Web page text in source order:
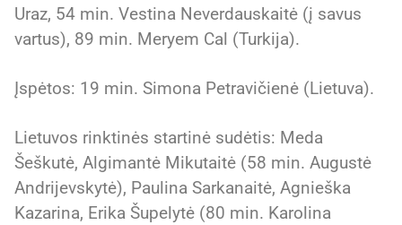
Uraz, 54 min. Vestina Neverdauskaitė (į savus
vartus), 89 min. Meryem Cal (Turkija).
Įspėtos: 19 min. Simona Petravičienė (Lietuva).
Lietuvos rinktinės startinė sudėtis: Meda
Šeškutė, Algimantė Mikutaitė (58 min. Augustė
Andrijevskytė), Paulina Sarkanaitė, Agnieška
Kazarina, Erika Šupelytė (80 min. Karolina